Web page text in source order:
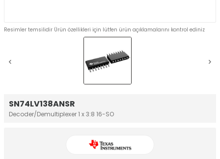
SN74LV138ANSR
Decoder/Demultiplexer 1 x 3:8 16-SO
Resimler temsilidir Ürün özellikleri için lütfen ürün açıklamalarını kontrol ediniz